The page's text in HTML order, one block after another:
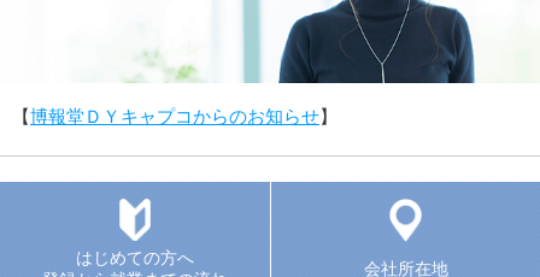
【博報堂ＤＹキャプコからのお知らせ】
はじめての方へ
会社所在地